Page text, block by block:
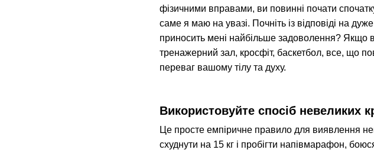
фізичними вправами, ви повинні почати
саме я маю на увазі. Почніть із відповіді на
приносить мені найбільше задоволення? Якщо
тренажерний зал, кросфіт, баскетбол, все, що
переваг вашому тілу та духу.
Використовуйте спосіб невеликих
Це просте емпіричне правило для виявлення
схуднути на 15 кг і пробігти напівмарафон,